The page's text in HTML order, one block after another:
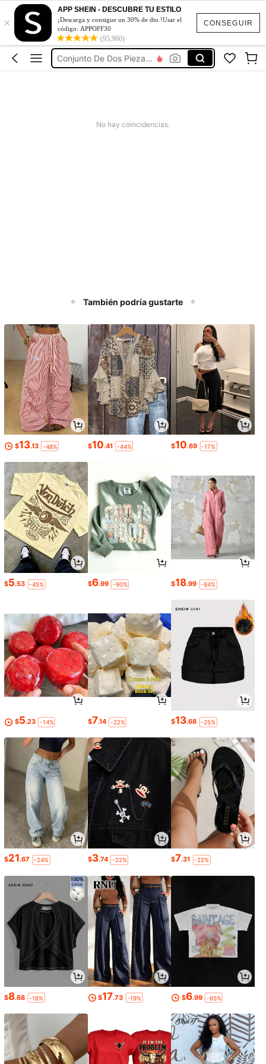
CONSEGUIR
×
APP SHEIN - DESCUBRE TU ESTILO
¡Descarga y consigue un 30% de dto.!Usar el
código: APPOFF30
(95,960)
Vestidos De Mujer Casual
Vestidos Elegantes De Mujer
Blusas Bonitas De Mujer
Conjunto De Dos Piezas Mujer
No hay coincidencias.
También podría gustarte
$13.13 -48% $10.41 -44% $10.69 -17%
$5.53 -45% $6.99 -90% $18.99 -84%
$5.23 -14% $7.14 -22% $13.68 -25%
$21.67 -24% $3.74 -22% $7.31 -22%
$8.68 -16% $17.73 -19% $6.99 -65%